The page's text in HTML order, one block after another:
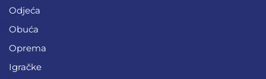
Odjeća
Obuća
Oprema
Igračke